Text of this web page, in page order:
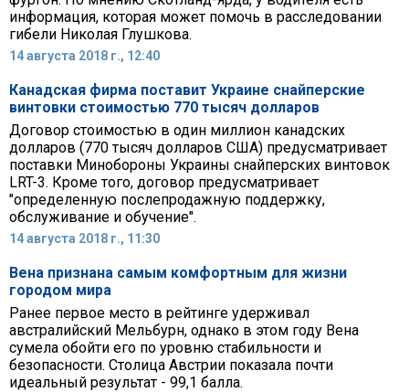
информация, которая может помочь в расследовании
гибели Николая Глушкова.
14 августа 2018 г., 12:40
Канадская фирма поставит Украине снайперские
винтовки стоимостью 770 тысяч долларов
Договор стоимостью в один миллион канадских
долларов (770 тысяч долларов США) предусматривает
поставки Минобороны Украины снайперских винтовок
LRT-3. Кроме того, договор предусматривает
"определенную послепродажную поддержку,
обслуживание и обучение".
14 августа 2018 г., 11:30
Вена признана самым комфортным для жизни
городом мира
Ранее первое место в рейтинге удерживал
австралийский Мельбурн, однако в этом году Вена
сумела обойти его по уровню стабильности и
безопасности. Столица Австрии показала почти
идеальный результат - 99,1 балла.